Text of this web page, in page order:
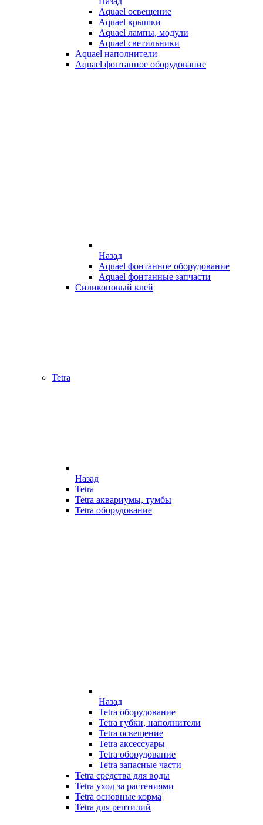
Aquael освещение
Aquael крышки
Aquael лампы, модули
Aquael светильники
Aquael наполнители
Aquael фонтанное оборудование
Назад
Aquael фонтанное оборудование
Aquael фонтанные запчасти
Силиконовый клей
Tetra
Назад
Tetra
Tetra аквариумы, тумбы
Tetra оборудование
Назад
Tetra оборудование
Tetra губки, наполнители
Tetra освещение
Tetra аксессуары
Tetra оборудование
Tetra запасные части
Tetra средства для воды
Tetra уход за растениями
Tetra основные корма
Tetra для рептилий